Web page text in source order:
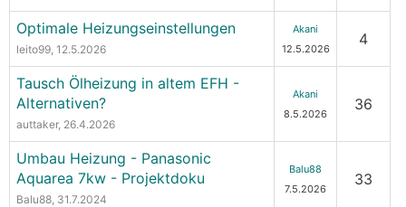
Optimale Heizungseinstellungen
leito99, 12.5.2026
Akani
12.5.2026
4
Tausch Ölheizung in altem EFH -
Alternativen?
auttaker, 26.4.2026
Akani
8.5.2026
36
Umbau Heizung - Panasonic
Aquarea 7kw - Projektdoku
Balu88, 31.7.2024
Balu88
7.5.2026
33